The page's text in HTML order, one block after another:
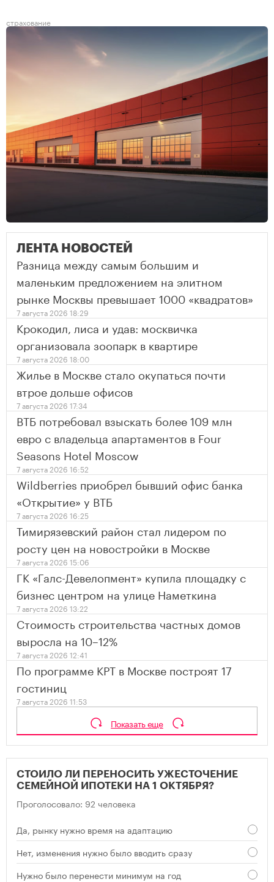
страхование
ЛЕНТА НОВОСТЕЙ
Разница между самым большим и
маленьким предложением на элитном
рынке Москвы превышает 1000 «квадратов»
7 августа 2026 18:29
Крокодил, лиса и удав: москвичка
организовала зоопарк в квартире
7 августа 2026 18:00
Жилье в Москве стало окупаться почти
втрое дольше офисов
7 августа 2026 17:34
ВТБ потребовал взыскать более 109 млн
евро с владельца апартаментов в Four
Seasons Hotel Moscow
7 августа 2026 16:52
Wildberries приобрел бывший офис банка
«Открытие» у ВТБ
7 августа 2026 16:25
Тимирязевский район стал лидером по
росту цен на новостройки в Москве
7 августа 2026 15:06
ГК «Галс-Девелопмент» купила площадку с
бизнес центром на улице Наметкина
7 августа 2026 13:22
Стоимость строительства частных домов
выросла на 10–12%
7 августа 2026 12:41
По программе КРТ в Москве построят 17
гостиниц
7 августа 2026 11:53
Показать еще
СТОИЛО ЛИ ПЕРЕНОСИТЬ УЖЕСТОЧЕНИЕ
СЕМЕЙНОЙ ИПОТЕКИ НА 1 ОКТЯБРЯ?
Проголосовало: 92 человека
Да, рынку нужно время на адаптацию
Нет, изменения нужно было вводить сразу
Нужно было перенести минимум на год